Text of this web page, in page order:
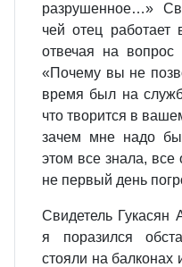
разрушенное…»
чей отец работает
отвечая на вопрос
«Почему вы не
время был на
что творится в
зачем мне надо
этом все знала,
не первый день
Свидетель
я поразился
стояли на балконах